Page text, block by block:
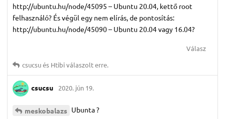
http://ubuntu.hu/node/45095 – Ubuntu 20.04, kettő root
felhasználó? És végül egy nem elírás, de pontosítás:
http://ubuntu.hu/node/45090 – Ubuntu 20.04 vagy 16.04?
Válasz
csucsués Htibiválaszolt erre.
csucsu 2020. jún 19.
meskobalazs Ubunta ?